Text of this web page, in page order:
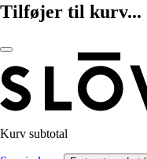
Tilføjer til kurv...
Kurv subtotal